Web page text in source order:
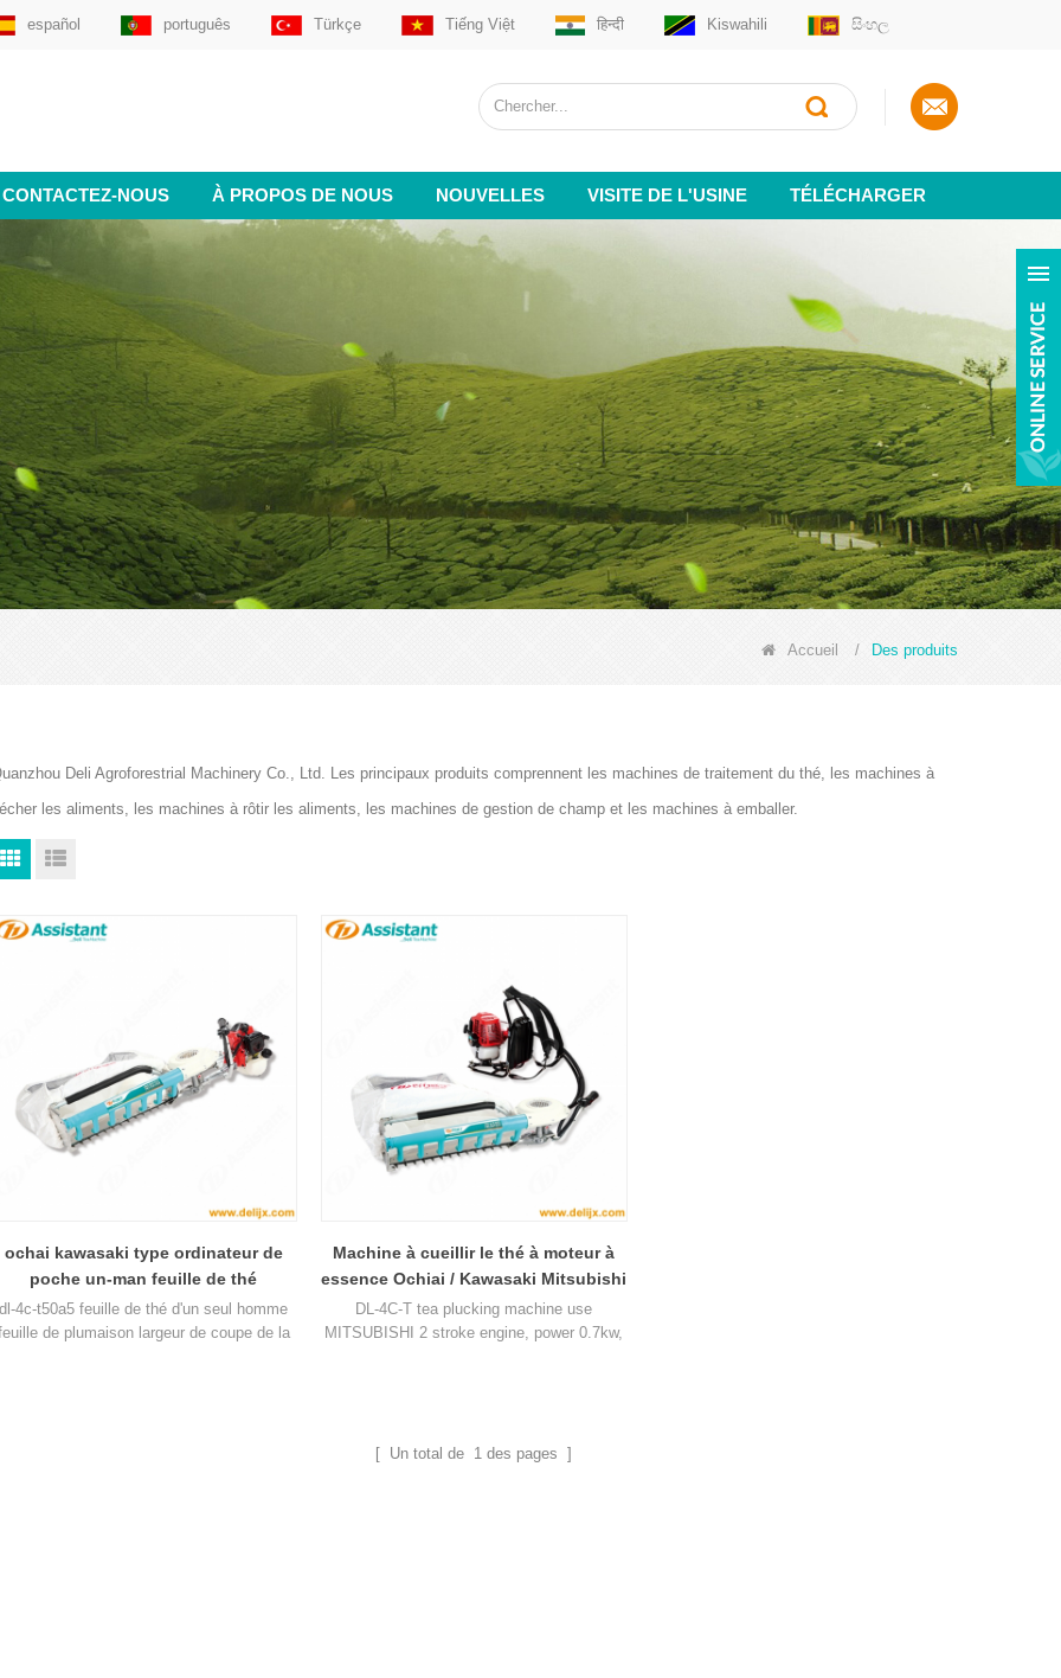
español português Türkçe Tiếng Việt हिन्दी Kiswahili සිංහල
CONTACTEZ-NOUS À PROPOS DE NOUS NOUVELLES VISITE DE L'USINE TÉLÉCHARGER
Accueil / Des produits
Deli Agroforestrial Machinery Co., Ltd. Les principaux produits comprennent les machines de traitement du thé, les machines à
les aliments, les machines à rôtir les aliments, les machines de gestion de champ et les machines à emballer.
ochai kawasaki type ordinateur de
poche un-man feuille de thé
plumaison récolte 4c-t50a5
dl-4c-t50a5 feuille de thé d'un seul homme
de plumaison largeur de coupe de la
Machine à cueillir le thé à moteur à
essence Ochiai / Kawasaki Mitsubishi
DL-4C-T
DL-4C-T tea plucking machine use
MITSUBISHI 2 stroke engine, power 0.7kw,
[ Un total de 1 des pages ]